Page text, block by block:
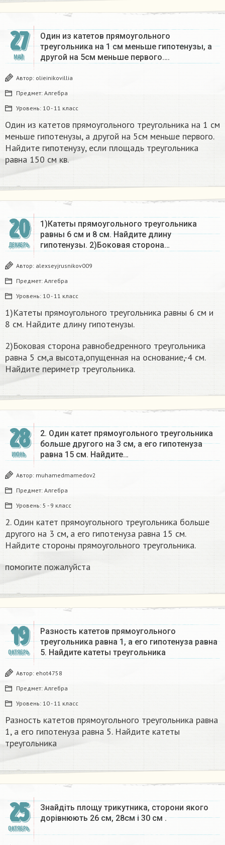
27
МАЙ
Один из катетов прямоугольного
треугольника на 1 см меньше гипотенузы, а
другой на 5см меньше первого….
Автор: olieinikovillia
Предмет: Алгебра
Уровень: 10 - 11 класс
Один из катетов прямоугольного треугольника на 1 см
меньше гипотенузы, а другой на 5см меньше первого.
Найдите гипотенузу, если площадь треугольника
равна 150 см кв.
20
ДЕКАБРЬ
1)Катеты прямоугольного треугольника
равны 6 см и 8 см. Найдите длину
гипотенузы. 2)Боковая сторона…
Автор: alexseyjrusnikov009
Предмет: Алгебра
Уровень: 10 - 11 класс
1)Катеты прямоугольного треугольника равны 6 см и
8 см. Найдите длину гипотенузы.
2)Боковая сторона равнобедренного треугольника
равна 5 см,а высота,опущенная на основание,-4 см.
Найдите периметр треугольника.
28
ИЮНЬ
2. Один катет прямоугольного треугольника
больше другого на 3 см, а его гипотенуза
равна 15 см. Найдите…
Автор: muhamedmamedov2
Предмет: Алгебра
Уровень: 5 - 9 класс
2. Один катет прямоугольного треугольника больше
другого на 3 см, а его гипотенуза равна 15 см.
Найдите стороны прямоугольного треугольника.
помогите пожалуйста​
19
ОКТЯБРЬ
Разность катетов прямоугольного
треугольника равна 1, а его гипотенуза равна
5. Найдите катеты треугольника​
Автор: ehot4758
Предмет: Алгебра
Уровень: 10 - 11 класс
Разность катетов прямоугольного треугольника равна
1, а его гипотенуза равна 5. Найдите катеты
треугольника​
25
ОКТЯБРЬ
Знайдіть площу трикутника, сторони якого
дорівнюють 26 см, 28см і 30 см .